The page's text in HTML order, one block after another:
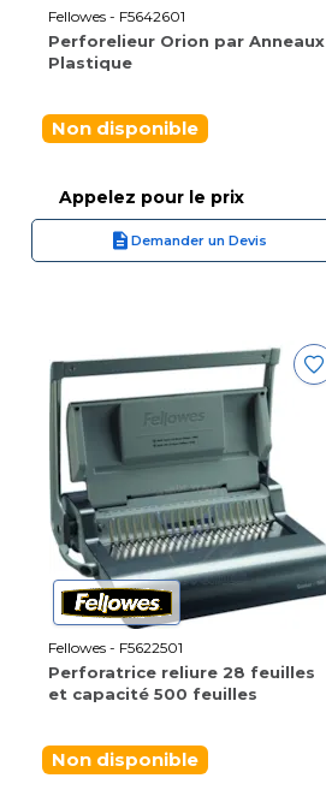
Fellowes - F5642601
Perforelieur Orion par Anneaux
Plastique
Non disponible
Appelez pour le prix
Demander un Devis
Fellowes - F5622501
Perforatrice reliure 28 feuilles
et capacité 500 feuilles
Non disponible